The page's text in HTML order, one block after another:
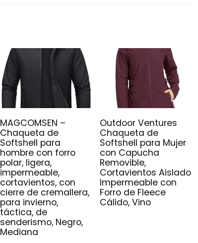
MAGCOMSEN –
Chaqueta de
Softshell para
hombre con forro
polar, ligera,
impermeable,
cortavientos, con
cierre de cremallera,
para invierno,
táctica, de
senderismo, Negro,
Mediana
Outdoor Ventures
Chaqueta de
Softshell para Mujer
con Capucha
Removible,
Cortavientos Aislado
Impermeable con
Forro de Fleece
Cálido, Vino